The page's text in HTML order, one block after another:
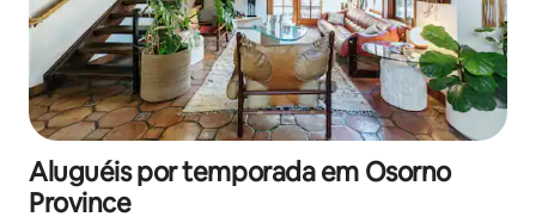
Aluguéis por temporada em Osorno
Province